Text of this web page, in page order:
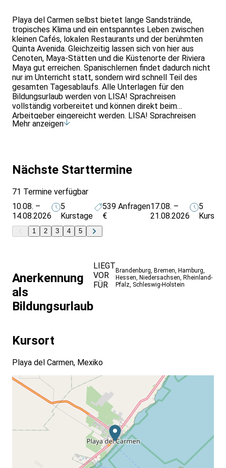
Playa del Carmen selbst bietet lange Sandstrände,
tropisches Klima und ein entspanntes Leben zwischen
kleinen Cafés, lokalen Restaurants und der berühmten
Quinta Avenida. Gleichzeitig lassen sich von hier aus
Cenoten, Maya-Stätten und die Küstenorte der Riviera
Maya gut erreichen. Spanischlernen findet dadurch nicht
nur im Unterricht statt, sondern wird schnell Teil des
gesamten Tagesablaufs. Alle Unterlagen für den
Bildungsurlaub werden von LISA! Sprachreisen
vollständig vorbereitet und können direkt beim
Arbeitgeber eingereicht werden. LISA! Sprachreisen
gehört zu den erfahrensten Anbietern für Bildungsurlaub
Mehr anzeigen
Nächste Starttermine
71 Termine verfügbar
10.08. –
14.08.2026
5
Kurstage
539
€
Anfragen17.08. –
21.08.2026
5
1 2 3 4 5
Anerkennung
als
Bildungsurlaub
LIEGT
VOR
FÜR
Brandenburg, Bremen, Hamburg,
Hessen, Niedersachsen, Rheinland-
Pfalz, Schleswig-Holstein
Kursort
Playa del Carmen, Mexiko